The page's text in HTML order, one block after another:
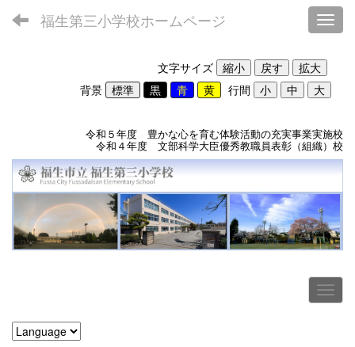
福生第三小学校ホームページ
文字サイズ
背景
行間
令和５年度 豊かな心を育む体験活動の充実事業実施校
令和４年度 文部科学大臣優秀教職員表彰（組織）校